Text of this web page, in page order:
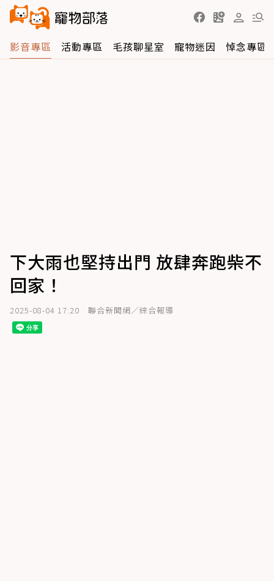
影音專區 活動專區 毛孩聊星室 寵物迷因 悼念專區
下大雨也堅持出門 放肆奔跑柴不
回家！
2025-08-04 17:20 聯合新聞網／綜合報導